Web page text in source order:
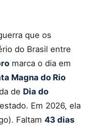
que os
do Brasil entre
marca o dia em
Magna do Rio
de Dia do
Em 2026, ela
Faltam 43 dias